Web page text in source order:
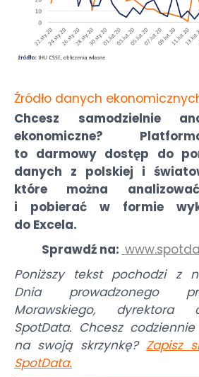
Źródło danych
Chcesz samodzielnie
ekonomiczne?
to darmowy dostęp do
danych z polskiej i
które można
i pobierać w formie
do Excela.
Sprawdź na:
Poniższy tekst pochodzi z
Dnia prowadzonego
Morawskiego, dyrektora
SpotData. Chcesz
na swoją skrzynkę? Zapisz
SpotData.